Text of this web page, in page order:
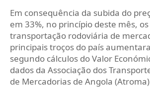
Em consequência da subida do
em 33%, no princípio deste mês,
transportação rodoviária de
principais troços do país
segundo cálculos do Valor
dados da Associação dos
de Mercadorias de Angola